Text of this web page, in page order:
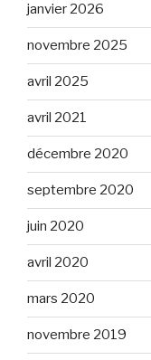
janvier 2026
novembre 2025
avril 2025
avril 2021
décembre 2020
septembre 2020
juin 2020
avril 2020
mars 2020
novembre 2019